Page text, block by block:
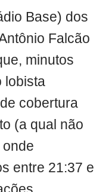
Base) dos
Falcão
minutos
lobista
cobertura
(a qual não
entre 21:37 e